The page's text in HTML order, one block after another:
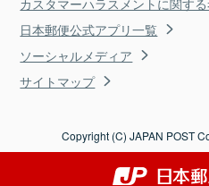
日本郵便公式アプリ一覧
ソーシャルメディア
サイトマップ
Copyright (C) JAPAN POST